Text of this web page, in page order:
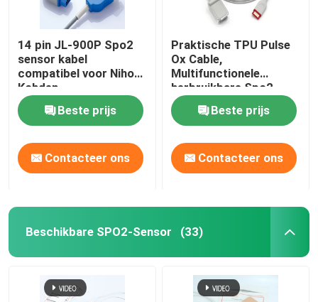
14 pin JL-900P Spo2
sensor kabel
compatibel voor Nihon
Kohden
Beste prijs
Contacteer ons
Praktische TPU Pulse
Ox Cable,
Multifunctionele
herbruikbare Spo2
sensoren
Beste prijs
Contacteer ons
Beschikbare SPO2-Sensor (33)